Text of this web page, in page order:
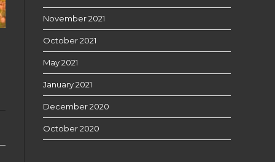
November 2021
October 2021
May 2021
January 2021
December 2020
October 2020